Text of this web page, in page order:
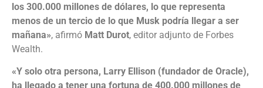
los 300.000 millones de dólares, lo que representa
menos de un tercio de lo que Musk podría llegar a ser
mañana», afirmó Matt Durot, editor adjunto de Forbes
Wealth.
«Y solo otra persona, Larry Ellison (fundador de Oracle),
ha llegado a tener una fortuna de 400.000 millones de